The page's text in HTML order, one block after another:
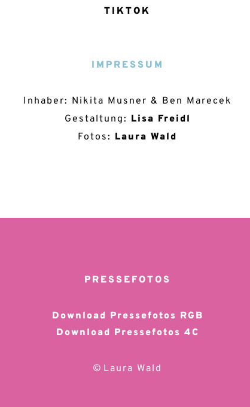
TIKTOK
IMPRESSUM
Inhaber: Nikita Musner & Ben Marecek
Gestaltung: Lisa Freidl
Fotos: Laura Wald
PRESSEFOTOS
Download Pressefotos RGB
Download Pressefotos 4C
© Lau ra Wald